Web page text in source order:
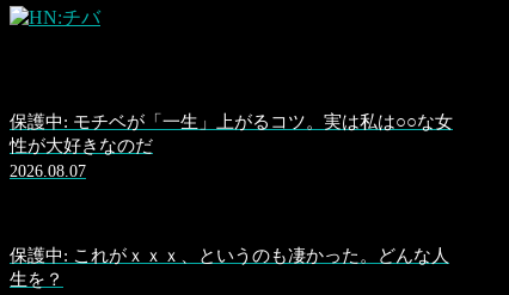
保護中: モチベが「一生」上がるコツ。実は私は○○な女
性が大好きなのだ
2026.08.07
保護中: これがｘｘｘ、というのも凄かった。どんな人
生を？